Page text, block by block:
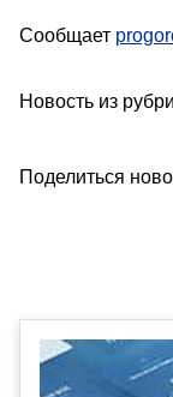
Сообщает
Новость из
Поделиться